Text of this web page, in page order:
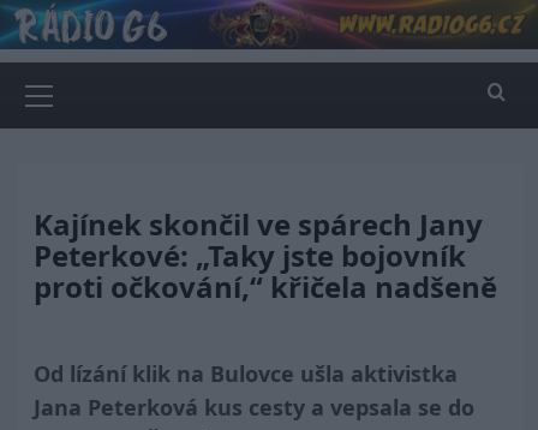
Skip
to
content
Menu
Kajínek skončil ve spárech Jany
Peterkové: „Taky jste bojovník
proti očkování,“ křičela nadšeně
Od lízání klik na Bulovce ušla aktivistka
Jana Peterková kus cesty a vepsala se do